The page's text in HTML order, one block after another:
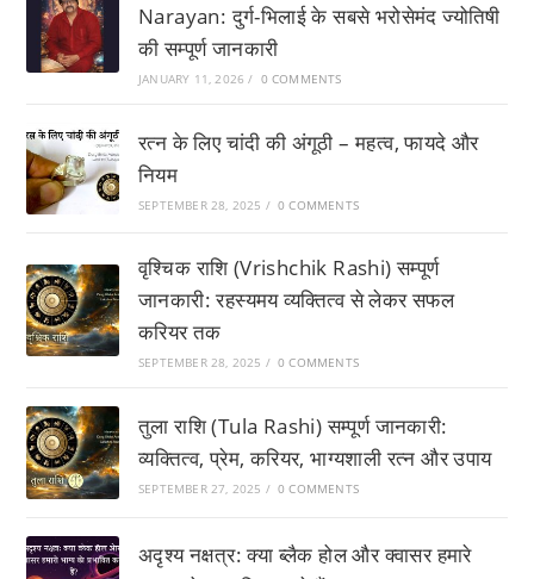
Narayan: दुर्ग-भिलाई के सबसे भरोसेमंद ज्योतिषी
की सम्पूर्ण जानकारी
JANUARY 11, 2026 / 0 COMMENTS
रत्न के लिए चांदी की अंगूठी – महत्व, फायदे और
नियम
SEPTEMBER 28, 2025 / 0 COMMENTS
वृश्चिक राशि (Vrishchik Rashi) सम्पूर्ण
जानकारी: रहस्यमय व्यक्तित्व से लेकर सफल
करियर तक
SEPTEMBER 28, 2025 / 0 COMMENTS
तुला राशि (Tula Rashi) सम्पूर्ण जानकारी:
व्यक्तित्व, प्रेम, करियर, भाग्यशाली रत्न और उपाय
SEPTEMBER 27, 2025 / 0 COMMENTS
अदृश्य नक्षत्र: क्या ब्लैक होल और क्वासर हमारे